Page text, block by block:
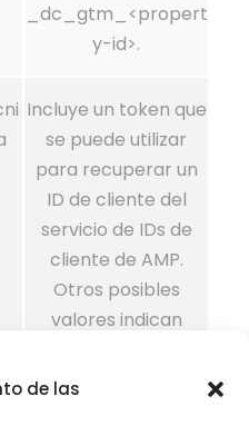
de las
_dc_gtm_<propert
y-id>.
Incluye un token que
se puede utilizar
para recuperar un
ID de cliente del
servicio de IDs de
cliente de AMP.
Otros posibles
valores indican
solicitudes en curso